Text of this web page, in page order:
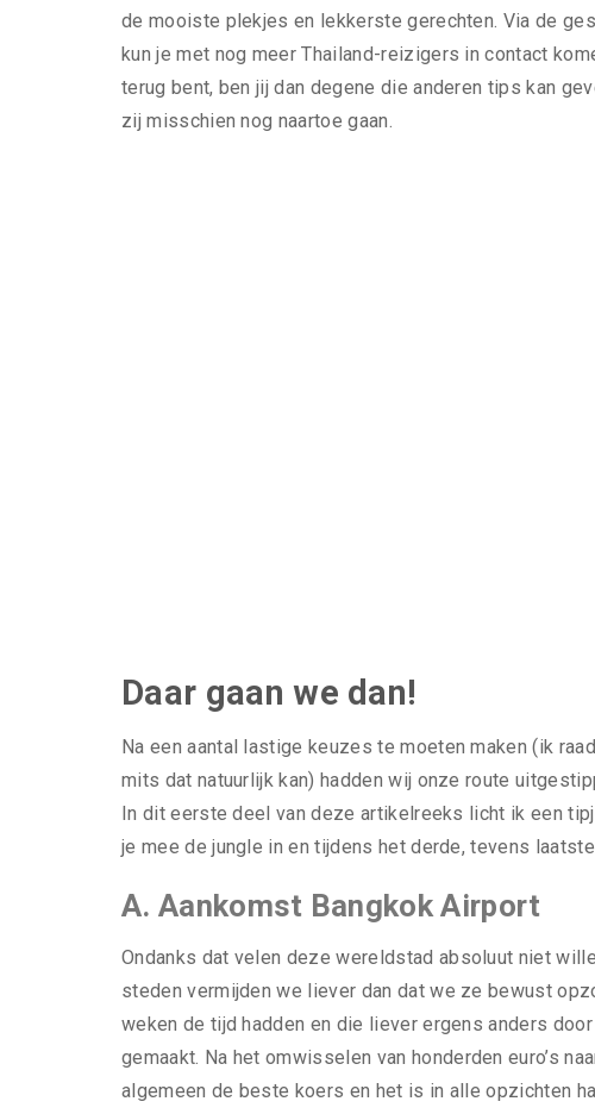
de mooiste plekjes en lekkerste gerechten. Via de
kun je met nog meer Thailand-reizigers in contact
terug bent, ben jij dan degene die anderen tips kan
zij misschien nog naartoe gaan.
Daar gaan we dan!
Na een aantal lastige keuzes te moeten maken (ik
mits dat natuurlijk kan) hadden wij onze route
In dit eerste deel van deze artikelreeks licht ik een
je mee de jungle in en tijdens het derde, tevens
A. Aankomst Bangkok Airport
Ondanks dat velen deze wereldstad absoluut niet
steden vermijden we liever dan dat we ze bewust
weken de tijd hadden en die liever ergens anders
gemaakt. Na het omwisselen van honderden euro’s
algemeen de beste koers en het is in alle opzichten